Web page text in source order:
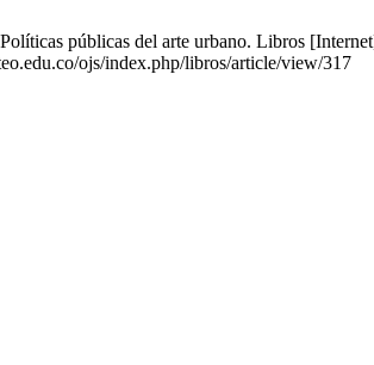
públicas del arte urbano. Libros
ojs/index.php/libros/article/view/317